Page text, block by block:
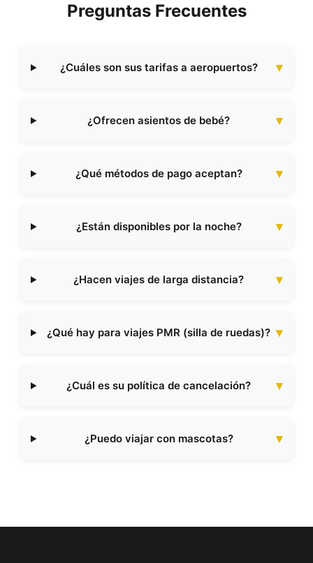
Preguntas Frecuentes
¿Cuáles son sus tarifas a aeropuertos?
¿Ofrecen asientos de bebé?
¿Qué métodos de pago aceptan?
¿Están disponibles por la noche?
¿Hacen viajes de larga distancia?
¿Qué hay para viajes PMR (silla de ruedas)?
¿Cuál es su política de cancelación?
¿Puedo viajar con mascotas?